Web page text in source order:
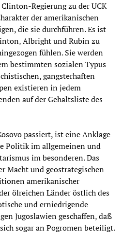
Regierung zu der UCK
der amerikanischen
die sie durchführen. Es ist
Albright und Rubin zu
fühlen. Sie werden
bestimmten sozialen Typus
gangsterhaften
existieren in jedem
auf der Gehaltsliste des
passiert, ist eine Anklage
Politik im allgemeinen und
im besonderen. Das
Macht und geostrategischen
amerikanischer
ölreichen Länder östlich des
und erniedrigende
Jugoslawien geschaffen, daß
sogar an Pogromen beteiligt.